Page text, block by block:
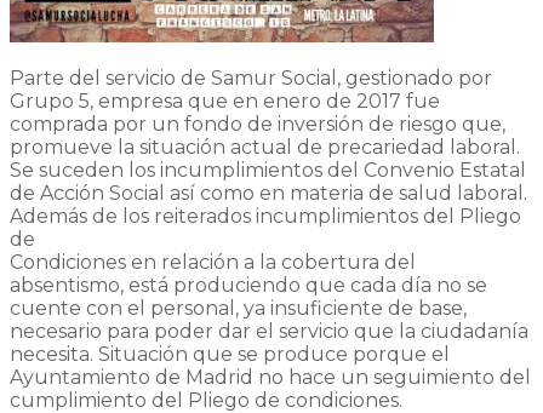
Parte del servicio de Samur Social, gestionado por
Grupo 5, empresa que en enero de 2017 fue
comprada por un fondo de inversión de riesgo que,
promueve la situación actual de precariedad laboral.
Se suceden los incumplimientos del Convenio Estatal
de Acción Social así como en materia de salud laboral.
Además de los reiterados incumplimientos del Pliego
de
Condiciones en relación a la cobertura del
absentismo, está produciendo que cada día no se
cuente con el personal, ya insuficiente de base,
necesario para poder dar el servicio que la ciudadanía
necesita. Situación que se produce porque el
Ayuntamiento de Madrid no hace un seguimiento del
cumplimiento del Pliego de condiciones.